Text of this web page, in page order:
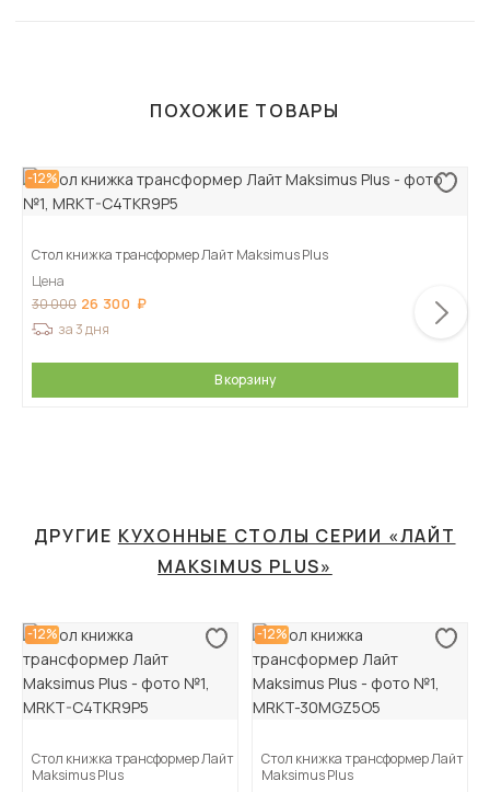
ПОХОЖИЕ ТОВАРЫ
-12%
Стол книжка трансформер Лайт Maksimus Plus
Цена
30 000 26 300
за 3 дня
В корзину
ДРУГИЕ КУХОННЫЕ СТОЛЫ СЕРИИ «ЛАЙТ
MAKSIMUS PLUS»
-12%
Стол книжка трансформер Лайт
Maksimus Plus
-12%
Стол книжка трансформер Лайт
Maksimus Plus